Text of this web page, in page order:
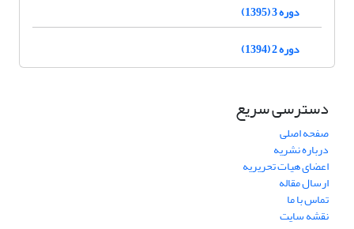
دوره 3 (1395)
دوره 2 (1394)
دسترسی سریع
صفحه اصلی
درباره نشریه
اعضای هیات تحریریه
ارسال مقاله
تماس با ما
نقشه سایت